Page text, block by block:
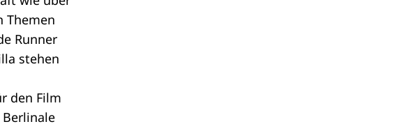
Themen
Runner
stehen
den Film